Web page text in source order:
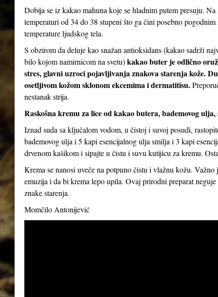
Dobija se iz kakao mahuna koje se hladnim putem presuju.
temperaturi od 34 do 38 stupeni što ga čini posebno
temperature ljudskog tela.
S obzirom da deluje kao snažan antioksidans (kakao sadrži
bilo kojom namirnicom na svetu)kakao buter je odlično
stres, glavni uzroci pojavljivanja znakova starenja kože.
osetljivom kožom sklonom ekcemima i dermatitisu.
nestanak strija.
Raskošna kremu za lice od kakao butera, bademovog
Iznad suda sa ključalom vodom, u čistoj i suvoj posudi,
bademovog ulja i 5 kapi esencijalnog ulja smilja i 3 kapi
drvenom kašikom i sipajte u čistu i suvu kutijicu za kremu.
Krema se nanosi uveče na potpuno čistu i vlažnu kožu.
emuzija i da bi krema lepo upila. Ovaj prirodni preparat
znake starenja.
Momčilo Antonijević